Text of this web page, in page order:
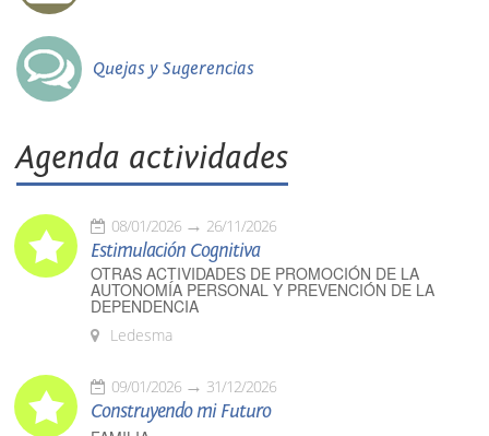
Quejas y Sugerencias
Agenda actividades
08/01/2026 26/11/2026
Estimulación Cognitiva
OTRAS ACTIVIDADES DE PROMOCIÓN DE LA
AUTONOMÍA PERSONAL Y PREVENCIÓN DE LA
DEPENDENCIA
Ledesma
09/01/2026 31/12/2026
Construyendo mi Futuro